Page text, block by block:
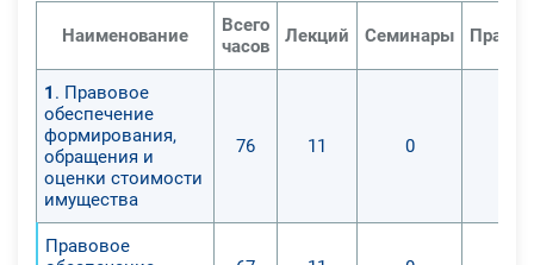
Наименование
Всего
часов
Лекций Семинары
1 . Правовое
обеспечение
формирования,
обращения и
оценки стоимости
имущества
76 11 0
Правовое